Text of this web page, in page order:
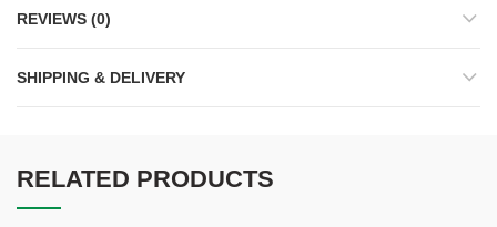
REVIEWS (0)
SHIPPING & DELIVERY
RELATED PRODUCTS